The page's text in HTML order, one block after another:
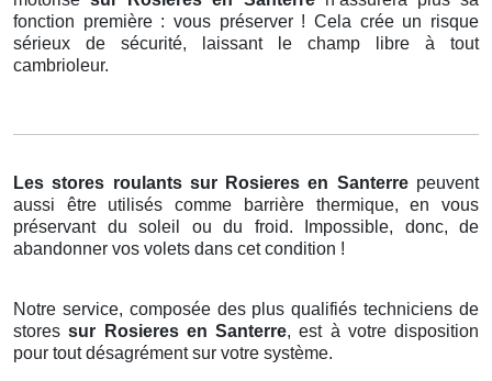
fonction première : vous préserver ! Cela crée un risque
sérieux de sécurité, laissant le champ libre à tout
cambrioleur.
Les stores roulants sur Rosieres en Santerre peuvent
aussi être utilisés comme barrière thermique, en vous
préservant du soleil ou du froid. Impossible, donc, de
abandonner vos volets dans cet condition !
Notre service, composée des plus qualifiés techniciens de
storessur Rosieres en Santerre, est à votre disposition
pour tout désagrément sur votre système.